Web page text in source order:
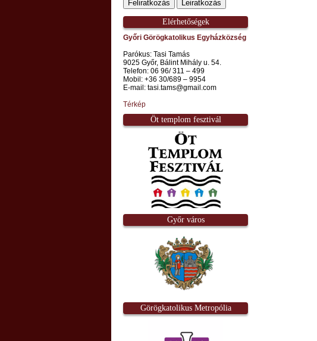
Elérhetőségek
Győri Görögkatolikus Egyházközség
Parókus: Tasi Tamás
9025 Győr, Bálint Mihály u. 54.
Telefon: 06 96/ 311 – 499
Mobil: +36 30/689 – 9954
E-mail: tasi.tams@gmail.com
Térkép
Öt templom fesztivál
Győr város
Görögkatolikus Metropólia